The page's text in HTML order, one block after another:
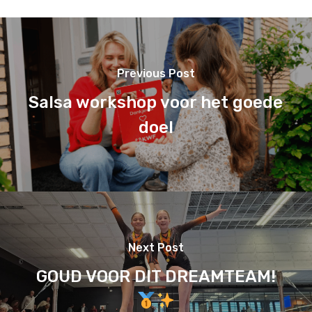
Previous Post
Salsa workshop voor het goede
doel
Next Post
GOUD VOOR DIT DREAMTEAM!